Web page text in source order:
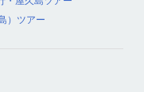
）ツアー